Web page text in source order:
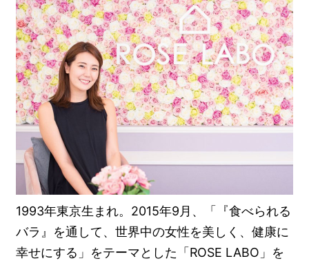
1993年東京生まれ。2015年9月、「『食べられる
バラ』を通して、世界中の女性を美しく、健康に
幸せにする」をテーマとした「ROSE LABO」を